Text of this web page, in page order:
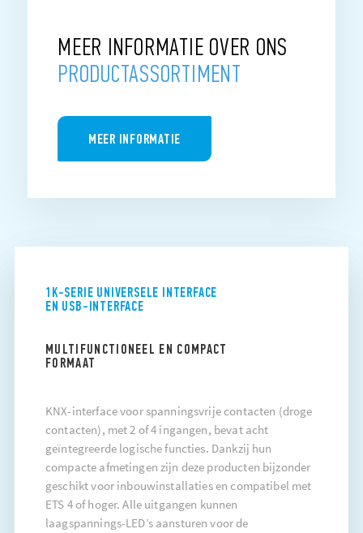
MEER INFORMATIE OVER ONS
PRODUCTASSORTIMENT
MEER INFORMATIE
1K-SERIE UNIVERSELE INTERFACE
EN USB-INTERFACE
MULTIFUNCTIONEEL EN COMPACT
FORMAAT
KNX-interface voor spanningsvrije contacten (droge
contacten), met 2 of 4 ingangen, bevat acht
geïntegreerde logische functies. Dankzij hun
compacte afmetingen zijn deze producten bijzonder
geschikt voor inbouwinstallaties en compatibel met
ETS 4 of hoger. Alle uitgangen kunnen
laagspannings-LED’s aansturen voor de